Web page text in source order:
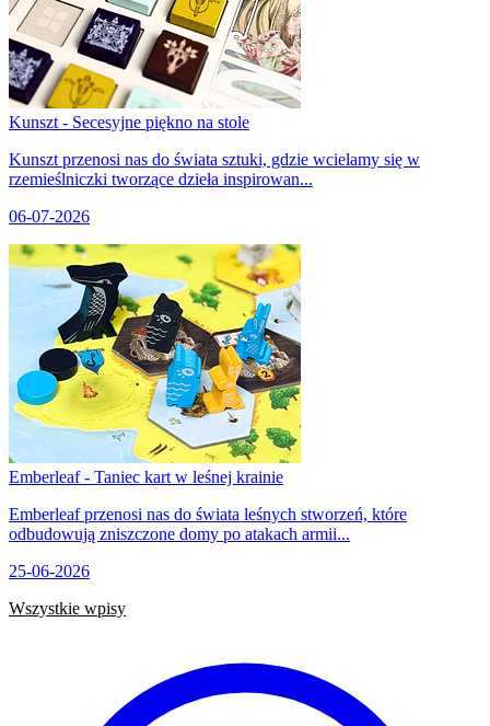
Kunszt - Secesyjne piękno na stole
Kunszt przenosi nas do świata sztuki, gdzie wcielamy się w
rzemieślniczki tworzące dzieła inspirowan...
06-07-2026
Emberleaf - Taniec kart w leśnej krainie
Emberleaf przenosi nas do świata leśnych stworzeń, które
odbudowują zniszczone domy po atakach armii...
25-06-2026
Wszystkie wpisy